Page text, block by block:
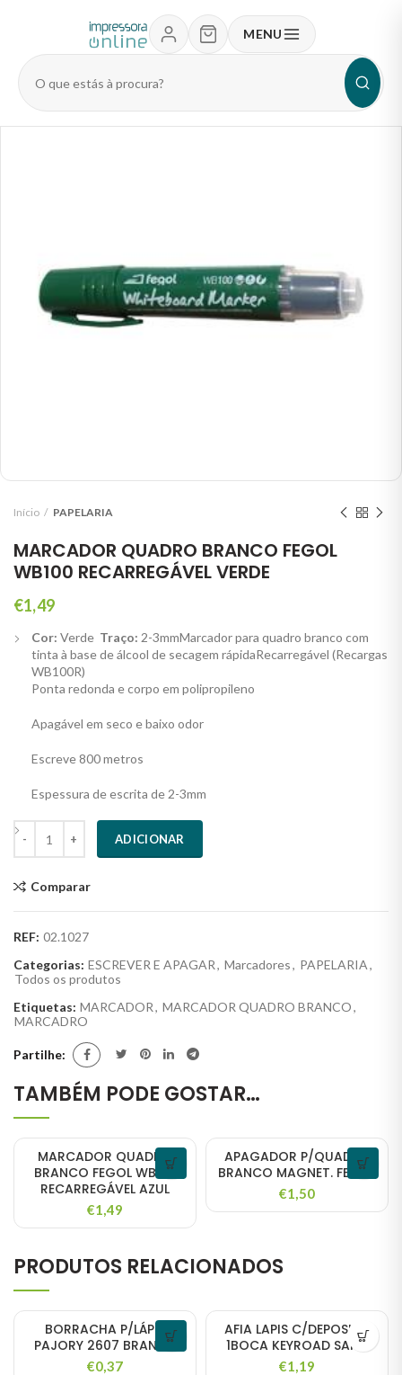
Pesquisar
produtos
MENU
Início PAPELARIA
MARCADOR QUADRO BRANCO FEGOL
WB100 RECARREGÁVEL VERDE
€1,49
Cor: Verde Traço: 2-3mmMarcador para quadro branco com
tinta à base de álcool de secagem rápidaRecarregável (Recargas
WB100R)
Ponta redonda e corpo em polipropileno
Apagável em seco e baixo odor
Escreve 800 metros
Espessura de escrita de 2-3mm
Quantidade
ADICIONAR
Comparar
REF: 02.1027
Categorias: ESCREVER E APAGAR, Marcadores, PAPELARIA,
Todos os produtos
Etiquetas: MARCADOR, MARCADOR QUADRO BRANCO,
MARCADRO
Partilhe
TAMBÉM PODE GOSTAR…
MARCADOR QUADRO
BRANCO FEGOL WB100
RECARREGÁVEL AZUL
€1,49
APAGADOR P/QUADRO
BRANCO MAGNET. FEGOL
€1,50
PRODUTOS RELACIONADOS
BORRACHA P/LÁPIS
PAJORY 2607 BRANCA
€0,37
AFIA LAPIS C/DEPOSITO
1BOCA KEYROAD SAND
€1,19